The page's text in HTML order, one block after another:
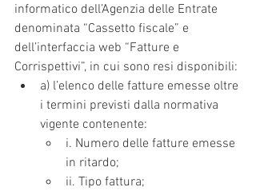
informatico dell’Agenzia delle Entrate
denominata “Cassetto fiscale” e
dell’interfaccia web “Fatture e
Corrispettivi”, in cui sono resi disponibili:
a) l’elenco delle fatture emesse oltre
i termini previsti dalla normativa
vigente contenente:
i. Numero delle fatture emesse
in ritardo;
ii. Tipo fattura;